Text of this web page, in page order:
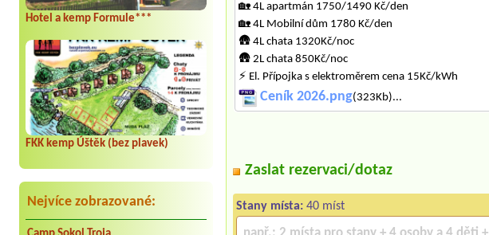
Hotel a kemp Formule***
FKK kemp Úštěk (bez plavek)
Nejvíce zobrazované:
🏡 4L apartmán 1750/1490 Kč/den
🏡 4L Mobilní dům 1780 Kč/den
🛖 4L chata 1320Kč/noc
🛖 2L chata 850Kč/noc
⚡ El. Přípojka s elektroměrem cena 15Kč/kWh
Ceník 2026.png(323Kb)...
Zaslat rezervaci/dotaz
Stany místa: 40 míst